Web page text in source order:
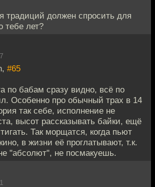
традиций должен спросить для
тебе лет?
#65
по бабам сразу видно, всё по
Особенно про обычный трах в 14
так себе, исполнение не
высот рассказывать байки, ещё
Так морщатся, когда пьют
в жизни её проглатывают, т.к.
"абсолют", не посмакуешь.